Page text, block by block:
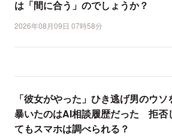
は「間に合う」のでしょうか？
2026年08月09日 07時58分
「彼女がやった」ひき逃げ男のウソ
暴いたのはAI相談履歴だった 拒否
てもスマホは調べられる？